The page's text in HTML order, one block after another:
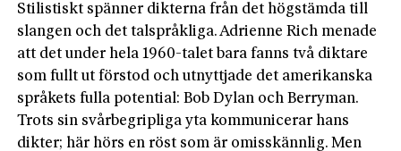
Stilistiskt spänner dikterna från det högstämda till
slangen och det talspråkliga. Adrienne Rich menade
att det under hela 1960-talet bara fanns två diktare
som fullt ut förstod och utnyttjade det amerikanska
språkets fulla potential: Bob Dylan och Berryman.
Trots sin svårbegripliga yta kommunicerar hans
dikter; här hörs en röst som är omisskännlig. Men